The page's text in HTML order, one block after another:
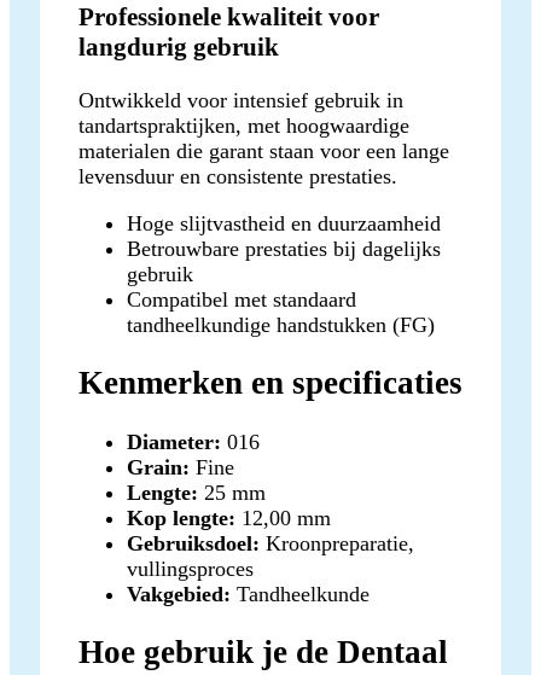
Professionele kwaliteit voor
langdurig gebruik
Ontwikkeld voor intensief gebruik in
tandartspraktijken, met hoogwaardige
materialen die garant staan voor een lange
levensduur en consistente prestaties.
Hoge slijtvastheid en duurzaamheid
Betrouwbare prestaties bij dagelijks
gebruik
Compatibel met standaard
tandheelkundige handstukken (FG)
Kenmerken en specificaties
Diameter: 016
Grain: Fine
Lengte: 25 mm
Kop lengte: 12,00 mm
Gebruiksdoel: Kroonpreparatie,
vullingsproces
Vakgebied: Tandheelkunde
Hoe gebruik je de Dentaal